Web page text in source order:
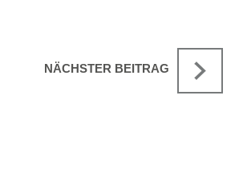
NÄCHSTER BEITRAG